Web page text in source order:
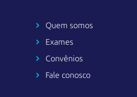
Quem somos
Exames
Convênios
Fale conosco